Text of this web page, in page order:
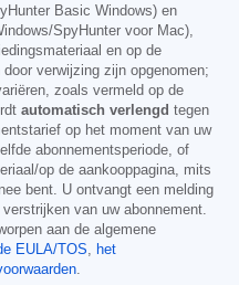
Basic Windows) en
SpyHunter voor Mac),
en op de
verwijzing zijn opgenomen;
zoals vermeld op de
automatisch verlengd tegen
op het moment van uw
abonnementsperiode, of
op de aankooppagina, mits
bent. U ontvangt een melding
van uw abonnement.
aan de algemene
EULA/TOS
het